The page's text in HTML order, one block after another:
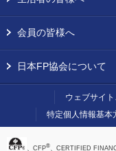
会員の皆様へ
日本FP協会について
ウェブサイ
特定個人情報基本
、CFP® 、CERTIFIED